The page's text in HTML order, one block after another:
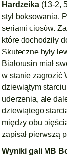
Hardzeika (13-2,
styl boksowania.
seriami ciosów.
które dochodziły
Skuteczne były
Białorusin miał
w stanie zagrozić
dziewiątym
uderzenia, ale
dziewiątego
między obu
zapisał pierwszą
Wyniki gali MB